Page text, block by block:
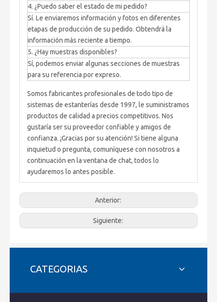
4. ¿Puedo saber el estado de mi pedido?
Sí. Le enviaremos información y fotos en diferentes
etapas de producción de su pedido. Obtendrá la
información más reciente a tiempo.
5. ¿Hay muestras disponibles?
Sí, podemos enviar algunas secciones de muestras
para su referencia por expreso.
Somos fabricantes profesionales de todo tipo de
sistemas de estanterías desde 1997, le suministramos
productos de calidad a precios competitivos. Nos
gustaría ser su proveedor confiable y amigos de
confianza. ¡Gracias por su atención! Si tiene alguna
inquietud o pregunta, comuníquese con nosotros a
continuación en la ventana de chat, todos lo
ayudaremos lo antes posible.
Anterior:
Siguiente:
CATEGORIAS